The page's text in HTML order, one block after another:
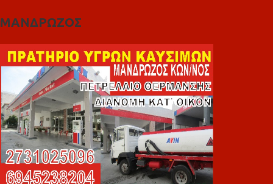
ΜΑΝΔΡΩΖΟΣ